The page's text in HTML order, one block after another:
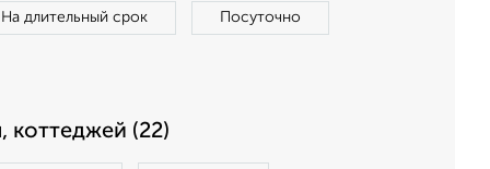
На длительный срок Посуточно
коттеджей (22)